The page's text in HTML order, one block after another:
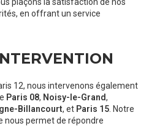
en offrant un service
12, nous intervenons également
Paris 08, Noisy-le-Grand,
Billancourt, et Paris 15 . Notre
nous permet de répondre